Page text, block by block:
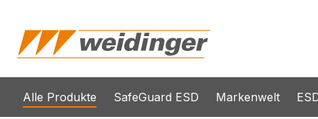
Alle Produkte SafeGuard ESD Markenwelt